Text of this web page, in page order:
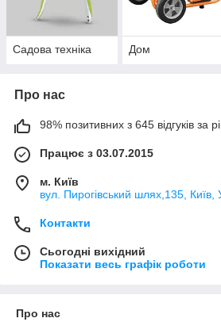
Садова техніка Дом
Про нас
98% позитивних з 645 відгуків за
Працює з 03.07.2015
м. Київ
вул. Пирогівський шлях,135, Київ,
Контакти
Сьогодні вихідний
Показати весь графік роботи
Про нас